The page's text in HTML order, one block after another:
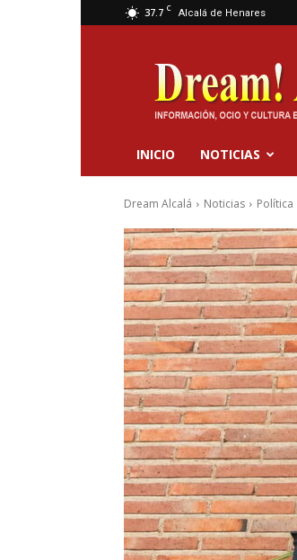
37.7 C Alcalá de Henares
Dream
Alcalá
INICIO NOTICIAS
Dream Alcalá Noticias Política